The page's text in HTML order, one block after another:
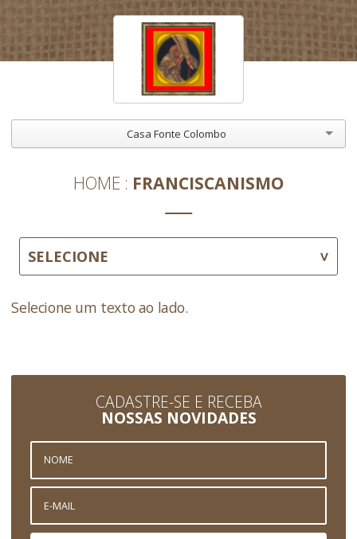
Casa Fonte Colombo
HOME FRANCISCANISMO
SELECIONE
Selecione um texto ao lado.
CADASTRE-SE E RECEBA
NOSSAS NOVIDADES